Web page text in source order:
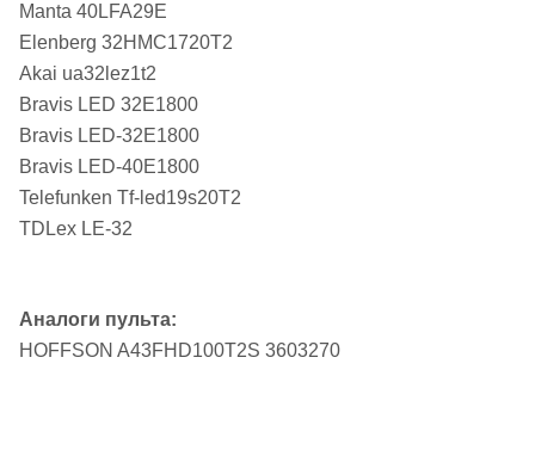
Manta 40LFA29E
Elenberg 32HMC1720T2
Akai ua32lez1t2
Bravis LED 32E1800
Bravis LED-32E1800
Bravis LED-40E1800
Telefunken Tf-led19s20T2
TDLex LE-32
Аналоги пульта:
HOFFSON A43FHD100T2S 3603270